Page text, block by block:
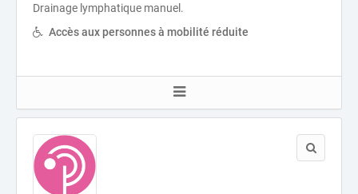
Drainage lymphatique manuel.
Accès aux personnes à mobilité réduite